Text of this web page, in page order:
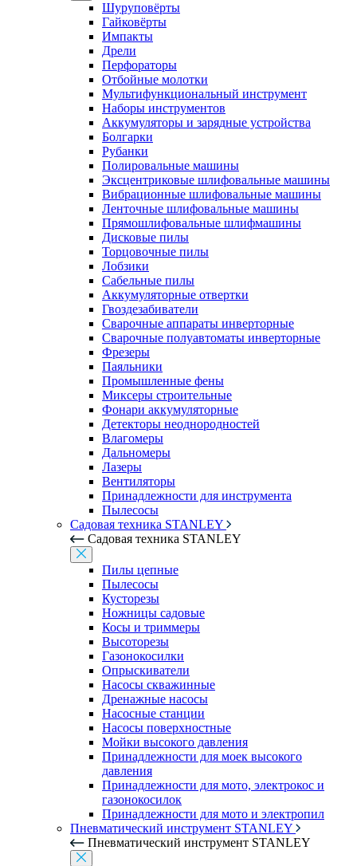
Шуруповёрты
Гайковёрты
Импакты
Дрели
Перфораторы
Отбойные молотки
Мультифункциональный инструмент
Наборы инструментов
Аккумуляторы и зарядные устройства
Болгарки
Рубанки
Полировальные машины
Эксцентриковые шлифовальные машины
Вибрационные шлифовальные машины
Ленточные шлифовальные машины
Прямошлифовальные шлифмашины
Дисковые пилы
Торцовочные пилы
Лобзики
Сабельные пилы
Аккумуляторные отвертки
Гвоздезабиватели
Сварочные аппараты инверторные
Сварочные полуавтоматы инверторные
Фрезеры
Паяльники
Промышленные фены
Миксеры строительные
Фонари аккумуляторные
Детекторы неоднородностей
Влагомеры
Дальномеры
Лазеры
Вентиляторы
Принадлежности для инструмента
Пылесосы
Садовая техника STANLEY
Садовая техника STANLEY
Пилы цепные
Пылесосы
Кусторезы
Ножницы садовые
Косы и триммеры
Высоторезы
Газонокосилки
Опрыскиватели
Насосы скважинные
Дренажные насосы
Насосные станции
Насосы поверхностные
Мойки высокого давления
Принадлежности для моек высокого
давления
Принадлежности для мото, электрокос и
газонокосилок
Принадлежности для мото и электропил
Пневматический инструмент STANLEY
Пневматический инструмент STANLEY